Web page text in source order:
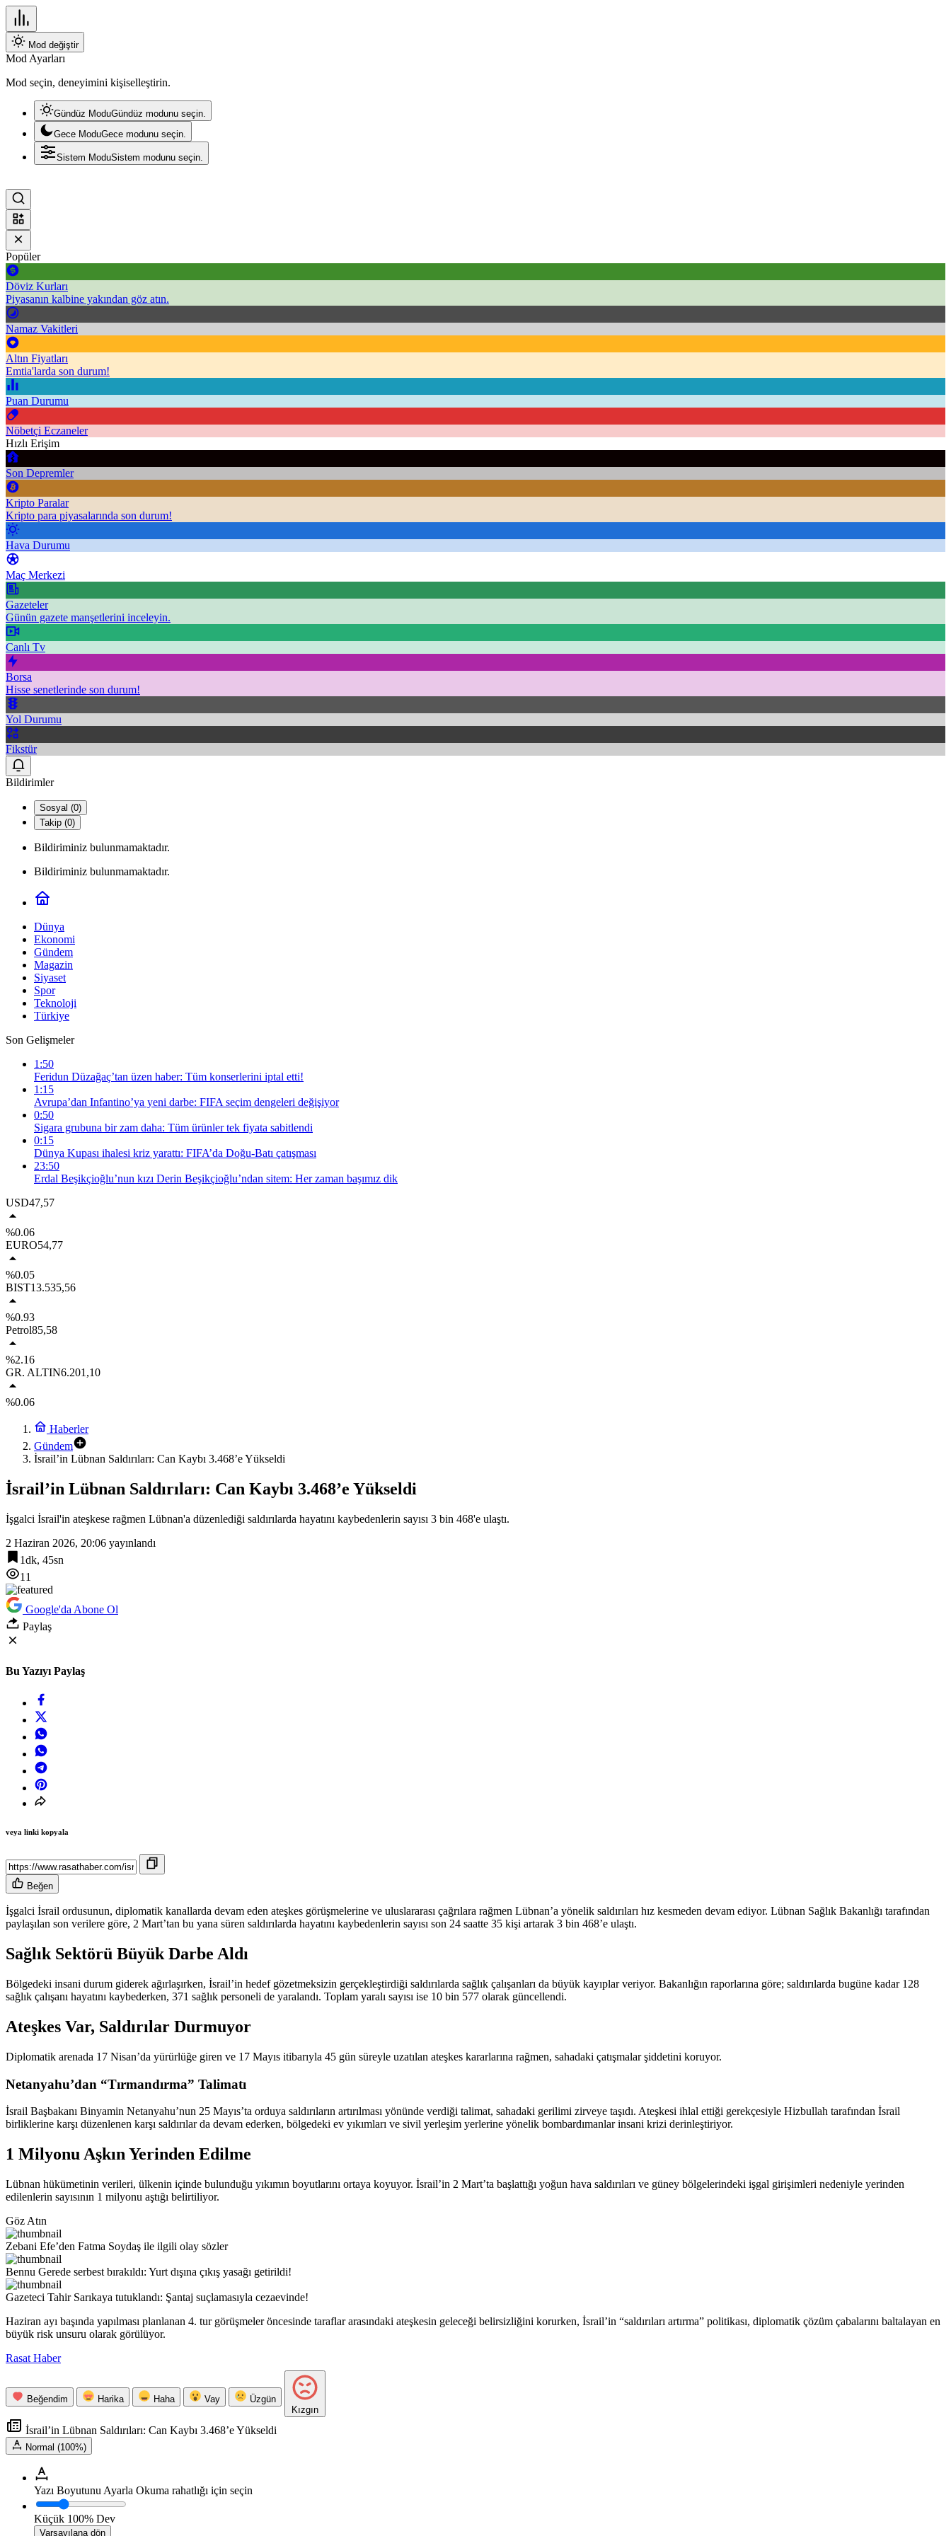
Mod değiştir
Mod Ayarları
Mod seçin, deneyimini kişiselleştirin.
Gündüz ModuGündüz modunu seçin.
Gece ModuGece modunu seçin.
Sistem ModuSistem modunu seçin.
Popüler
Döviz Kurları
Piyasanın kalbine yakından göz atın.
Namaz Vakitleri
Altın Fiyatları
Emtia'larda son durum!
Puan Durumu
Nöbetçi Eczaneler
Hızlı Erişim
Son Depremler
Kripto Paralar
Kripto para piyasalarında son durum!
Hava Durumu
Maç Merkezi
Gazeteler
Günün gazete manşetlerini inceleyin.
Canlı Tv
Borsa
Hisse senetlerinde son durum!
Yol Durumu
Fikstür
Bildirimler
Sosyal (0)
Takip (0)
Bildiriminiz bulunmamaktadır.
Bildiriminiz bulunmamaktadır.
Dünya
Ekonomi
Gündem
Magazin
Siyaset
Spor
Teknoloji
Türkiye
Son Gelişmeler
1:50
Feridun Düzağaç’tan üzen haber: Tüm konserlerini iptal etti!
1:15
Avrupa’dan Infantino’ya yeni darbe: FIFA seçim dengeleri değişiyor
0:50
Sigara grubuna bir zam daha: Tüm ürünler tek fiyata sabitlendi
0:15
Dünya Kupası ihalesi kriz yarattı: FIFA’da Doğu-Batı çatışması
23:50
Erdal Beşikçioğlu’nun kızı Derin Beşikçioğlu’ndan sitem: Her zaman başımız dik
USD47,57
%0.06
EURO54,77
%0.05
BIST13.535,56
%0.93
Petrol85,58
%2.16
GR. ALTIN6.201,10
%0.06
Haberler
Gündem
İsrail’in Lübnan Saldırıları: Can Kaybı 3.468’e Yükseldi
İsrail’in Lübnan Saldırıları: Can Kaybı 3.468’e Yükseldi
İşgalci İsrail'in ateşkese rağmen Lübnan'a düzenlediği saldırılarda hayatını kaybedenlerin sayısı 3 bin 468'e ulaştı.
2 Haziran 2026, 20:06 yayınlandı
1dk, 45sn
11
Google'da Abone Ol
Paylaş
Bu Yazıyı Paylaş
veya linki kopyala
Beğen
İşgalci İsrail ordusunun, diplomatik kanallarda devam eden ateşkes görüşmelerine ve uluslararası çağrılara rağmen Lübnan’a yönelik saldırıları hız kesmeden devam ediyor. Lübnan Sağlık Bakanlığı tarafından
paylaşılan son verilere göre, 2 Mart’tan bu yana süren saldırılarda hayatını kaybedenlerin sayısı son 24 saatte 35 kişi artarak 3 bin 468’e ulaştı.
Sağlık Sektörü Büyük Darbe Aldı
Bölgedeki insani durum giderek ağırlaşırken, İsrail’in hedef gözetmeksizin gerçekleştirdiği saldırılarda sağlık çalışanları da büyük kayıplar veriyor. Bakanlığın raporlarına göre; saldırılarda bugüne kadar 128
sağlık çalışanı hayatını kaybederken, 371 sağlık personeli de yaralandı. Toplam yaralı sayısı ise 10 bin 577 olarak güncellendi.
Ateşkes Var, Saldırılar Durmuyor
Diplomatik arenada 17 Nisan’da yürürlüğe giren ve 17 Mayıs itibarıyla 45 gün süreyle uzatılan ateşkes kararlarına rağmen, sahadaki çatışmalar şiddetini koruyor.
Netanyahu’dan “Tırmandırma” Talimatı
İsrail Başbakanı Binyamin Netanyahu’nun 25 Mayıs’ta orduya saldırıların artırılması yönünde verdiği talimat, sahadaki gerilimi zirveye taşıdı. Ateşkesi ihlal ettiği gerekçesiyle Hizbullah tarafından İsrail
birliklerine karşı düzenlenen karşı saldırılar da devam ederken, bölgedeki ev yıkımları ve sivil yerleşim yerlerine yönelik bombardımanlar insani krizi derinleştiriyor.
1 Milyonu Aşkın Yerinden Edilme
Lübnan hükümetinin verileri, ülkenin içinde bulunduğu yıkımın boyutlarını ortaya koyuyor. İsrail’in 2 Mart’ta başlattığı yoğun hava saldırıları ve güney bölgelerindeki işgal girişimleri nedeniyle yerinden
edilenlerin sayısının 1 milyonu aştığı belirtiliyor.
Göz Atın
Zebani Efe’den Fatma Soydaş ile ilgili olay sözler
Bennu Gerede serbest bırakıldı: Yurt dışına çıkış yasağı getirildi!
Gazeteci Tahir Sarıkaya tutuklandı: Şantaj suçlamasıyla cezaevinde!
Haziran ayı başında yapılması planlanan 4. tur görüşmeler öncesinde taraflar arasındaki ateşkesin geleceği belirsizliğini korurken, İsrail’in “saldırıları artırma” politikası, diplomatik çözüm çabalarını baltalayan en
büyük risk unsuru olarak görülüyor.
Rasat Haber
Beğendim Harika Haha Vay
Üzgün
Kızgın
İsrail’in Lübnan Saldırıları: Can Kaybı 3.468’e Yükseldi
Normal (100%)
Yazı Boyutunu Ayarla Okuma rahatlığı için seçin
Küçük 100% Dev
Varsayılana dön